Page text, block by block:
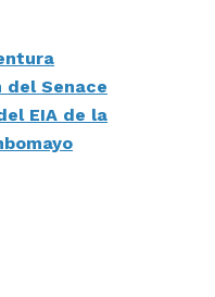
del Senace
EIA de la